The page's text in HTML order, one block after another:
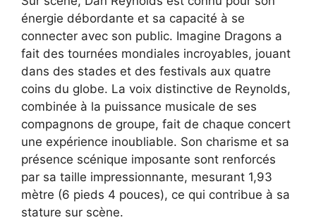
énergie débordante et sa capacité à se
connecter avec son public. Imagine Dragons a
fait des tournées mondiales incroyables, jouant
dans des stades et des festivals aux quatre
coins du globe. La voix distinctive de Reynolds,
combinée à la puissance musicale de ses
compagnons de groupe, fait de chaque concert
une expérience inoubliable. Son charisme et sa
présence scénique imposante sont renforcés
par sa taille impressionnante, mesurant 1,93
mètre (6 pieds 4 pouces), ce qui contribue à sa
stature sur scène.